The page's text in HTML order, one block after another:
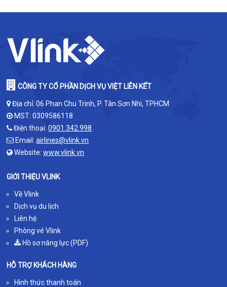
CÔNG TY CỔ PHẦN DỊCH VỤ VIỆT LIÊN KẾT
Địa chỉ: 06 Phan Chu Trinh, P. Tân Sơn Nhì, TPHCM
MST: 0309586118
Điện thoại:0901.342.998
Email:airlines@vlink.vn
Website:www.vlink.vn
GIỚI THIỆU VLINK
Về Vlink
Dịch vụ du lịch
Liên hệ
Phòng vé Vlink
Hồ sơ năng lực (PDF)
HỖ TRỢ KHÁCH HÀNG
Hình thức thanh toán